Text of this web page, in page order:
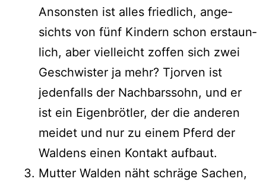
Ansonsten ist alles fried­lich, ange­
sichts von fünf Kindern schon erstaun­
lich, aber viel­leicht zof­fen sich zwei
Geschwister ja mehr? Tjorven ist
jeden­falls der Nachbarssohn, und er
ist ein Eigenbrötler, der die ande­ren
mei­det und nur zu einem Pferd der
Waldens einen Kontakt aufbaut.
Mutter Walden näht schrä­ge Sachen,